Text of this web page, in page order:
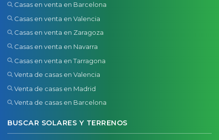
Casas en venta en Barcelona
Casas en venta en Valencia
Casas en venta en Zaragoza
Casas en venta en Navarra
Casas en venta en Tarragona
Venta de casas en Valencia
Venta de casas en Madrid
Venta de casas en Barcelona
BUSCAR SOLARES Y TERRENOS